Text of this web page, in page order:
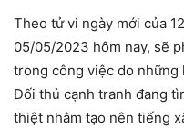
Theo tử vi ngày mới của
05/05/2023 hôm nay, sẽ
trong công việc do những
Đối thủ cạnh tranh đang
thiệt nhằm tạo nên tiếng